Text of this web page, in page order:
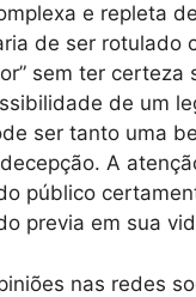
e repleta
de ser rotulado
sem ter certeza
de um
ser tanto uma
A
público
previa em sua
nas redes